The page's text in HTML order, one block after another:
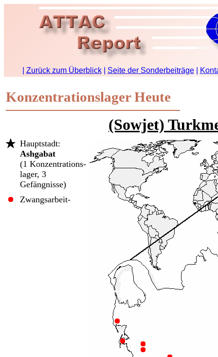
Konzentrationslager Heute
(Sowjet)
Hauptstadt:
Ashgabat
(1 Konzentrations­
lager, 3
Gefängnisse)
Zwangsarbeit-